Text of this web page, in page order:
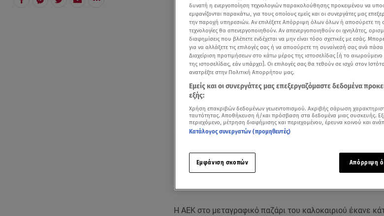
Add star.gr on Google
Η ΑΕΚ στο μεταγραφικό παζάρι του καλοκαιριού έκανε
δυνατή η ενεργοποίηση τεχνολογιών παρακολούθησης προκειμένου να
εμφανίζονται παρακάτω, για τους οποίους εμείς και οι συνεργάτες μας
την παροχή υπηρεσιών. Αν επιλέξετε Απόρριψη όλων όλων ή αποσύρετε τη
τεχνολογίες θα απενεργοποιηθούν. Αν απενεργοποιηθούν οι ιχνηλάτες,
διαφημίσεις που βλέπετε ενδέχεται να μην είναι τόσο σχετικές με εσάς.
για να αλλάξετε τις επιλογές σας ή να αποσύρετε τη συναίνεσή σας ανά
Διαχείριση προτιμήσεων στο κάτω μέρος της ιστοσελίδας [ή το
της ιστοσελίδας, εάν υπάρχει]. Οι επιλογές σας θα τεθούν σε ισχύ στον
ανατρέξτε στην Πολιτική Απορρήτου μας.
Εμείς και οι συνεργάτες μας επεξεργαζόμαστε δεδομένα
εξής:
Χρήση επακριβών δεδομένων γεωεντοπισμού. Ακριβής σάρωση
ταυτότητας. Αποθήκευση ή/και πρόσβαση στα δεδομένα μιας συσκευής.
περιεχόμενο, μέτρηση διαφήμισης και περιεχομένου, έρευνα κοινού και
Κατάλογος συνεργατών (προμηθευτές)
Εμφάνιση σκοπών Απόρριψη